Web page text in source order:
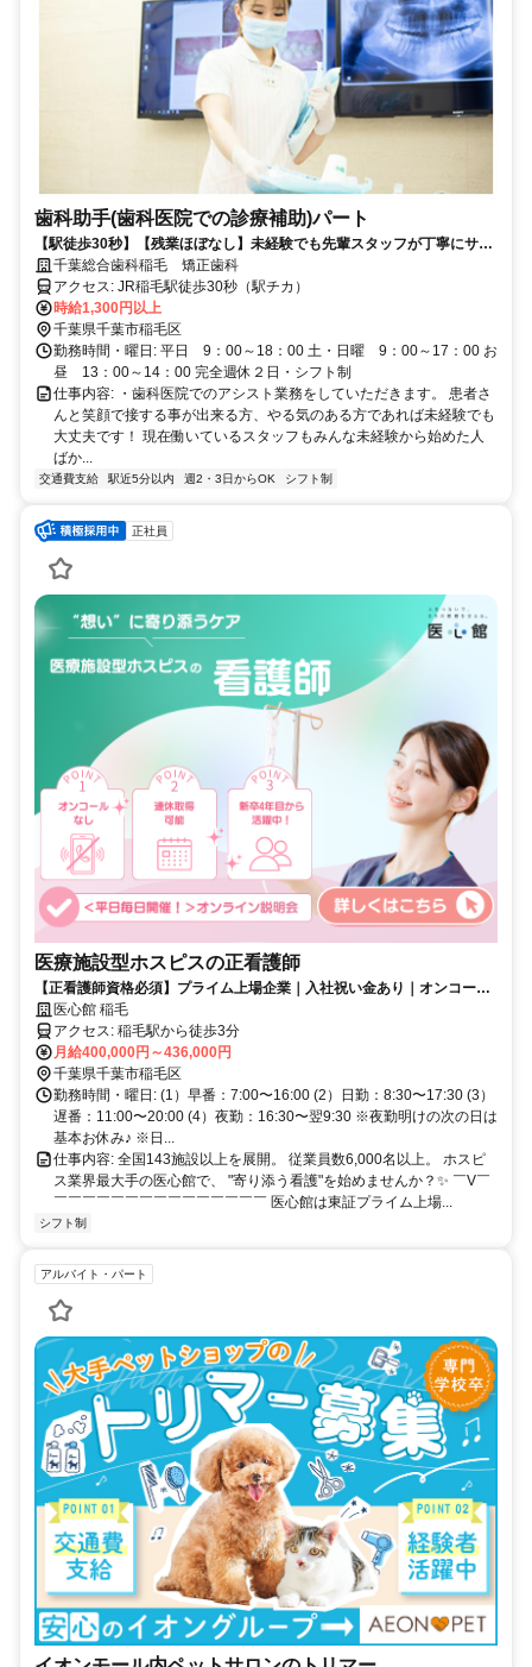
歯科助手(歯科医院での診療補助)パート
【駅徒歩30秒】【残業ほぼなし】未経験でも先輩スタッフが丁寧にサポ
ートします！
千葉総合歯科稲毛 矯正歯科
アクセス: JR稲毛駅徒歩30秒（駅チカ）
時給1,300円以上
千葉県千葉市稲毛区
勤務時間・曜日: 平日 9：00～18：00 土・日曜 9：00～17：00 お
昼 13：00～14：00 完全週休２日・シフト制
仕事内容: ・歯科医院でのアシスト業務をしていただきます。 患者さ
んと笑顔で接する事が出来る方、やる気のある方であれば未経験でも
大丈夫です！ 現在働いているスタッフもみんな未経験から始めた人
ばか...
交通費支給 駅近5分以内 週2・3日からOK シフト制
正社員
医療施設型ホスピスの正看護師
【正看護師資格必須】プライム上場企業｜入社祝い金あり｜オンコール
なし｜ホスピス未経験OK｜年間休日115日
医心館 稲毛
アクセス: 稲毛駅から徒歩3分
月給400,000円～436,000円
千葉県千葉市稲毛区
勤務時間・曜日: (1）早番：7:00〜16:00 (2）日勤：8:30〜17:30 (3）
遅番：11:00〜20:00 (4）夜勤：16:30〜翌9:30 ※夜勤明けの次の日は
基本お休み♪ ※日...
仕事内容: 全国143施設以上を展開。 従業員数6,000名以上。 ホスピ
ス業界最大手の医心館で、 "寄り添う看護"を始めませんか？✨ ￣V￣
￣￣￣￣￣￣￣￣￣￣￣￣￣￣￣ 医心館は東証プライム上場...
シフト制
アルバイト・パート